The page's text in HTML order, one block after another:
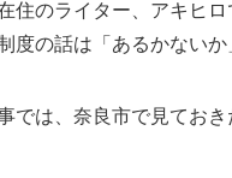
住のライター、アキヒ
度の話は「あるかない
では、奈良市で見てお